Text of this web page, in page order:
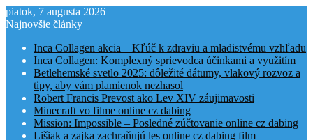
piatok, 7 augusta 2026
Najnovšie články
Inca Collagen akcia – Kľúč k zdraviu a mladistvému vzhľadu
Inca Collagen: Komplexný sprievodca účinkami a využitím
Betlehemské svetlo 2025: dôležité dátumy, vlakový rozvoz a
tipy, aby vám plamienok nezhasol
Robert Francis Prevost ako Lev XIV záujimavosti
Minecraft vo filme online cz dabing
Mission: Impossible – Posledné zúčtovanie online cz dabing
Lišiak a zajka zachraňujú les online cz dabing film